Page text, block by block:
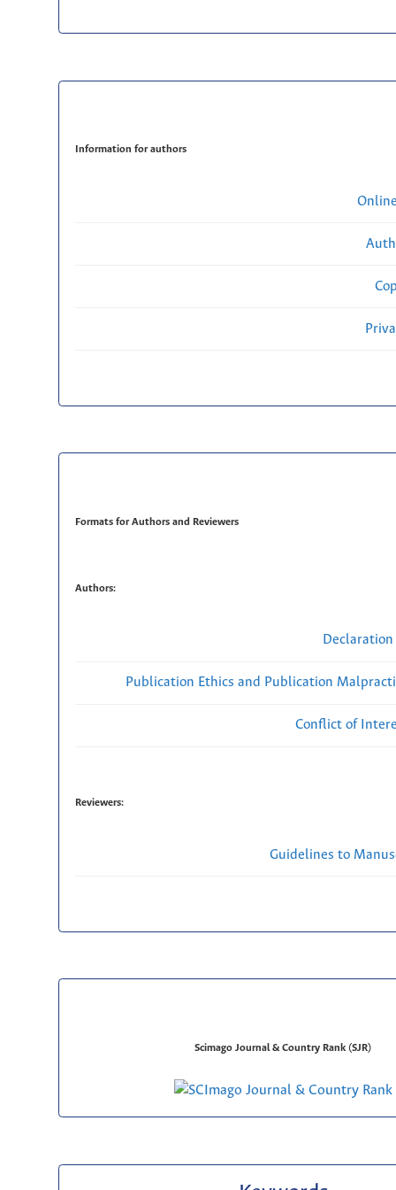
Information for authors
Formats for Authors and Reviewers
Authors:
Publication Ethics and Publication
Conflict of
Reviewers:
Guidelines to
Scimago Journal & Country Rank (SJR)